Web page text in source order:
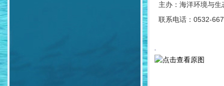
主办：海洋环境与
联系电话：0532-